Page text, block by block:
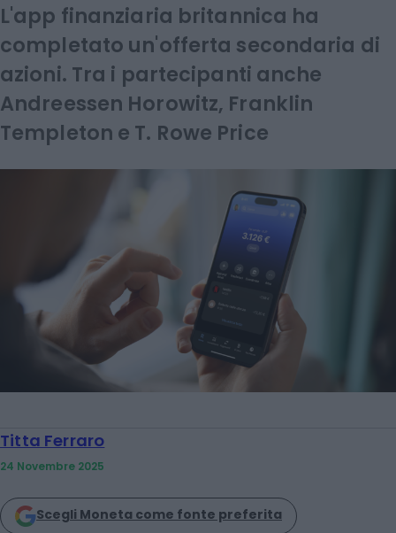
L'app finanziaria britannica ha
completato un'offerta secondaria di
azioni. Tra i partecipanti anche
Andreessen Horowitz, Franklin
Templeton e T. Rowe Price
Titta Ferraro
24 Novembre 2025
Scegli Moneta come fonte preferita